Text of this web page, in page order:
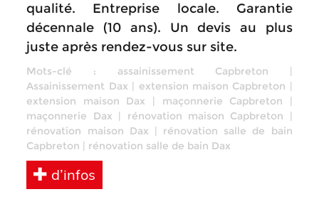
qualité. Entreprise locale. Garantie
décennale (10 ans). Un devis au plus
juste après rendez-vous sur site.
Mots-clé : assainissement Capbreton |
Assainissement Dax | extension maison Capbreton |
extension maison Dax | maçonnerie Capbreton |
maçonnerie Dax | rénovation maison Capbreton |
rénovation maison Dax | rénovation salle de bain
Capbreton | rénovation salle de bain Dax
d’infos